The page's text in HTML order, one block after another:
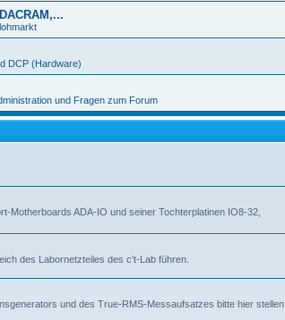
DCP (Hardware)
und Fragen zum Forum
Motherboards ADA-IO und seiner Tochterplatinen IO8-32,
des Labornetzteiles des c't-Lab führen.
und des True-RMS-Messaufsatzes bitte hier stellen.